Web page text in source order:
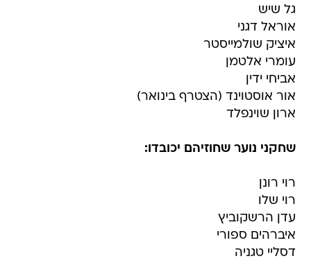
גל שיש
אוראל דגני
איציק שולמייסטר
עומרי אלטמן
אביחי ידין
אור אוסטוינד (הצטרף בינואר)
ארון שוינפלד
שחקני נוער שחוזיהם יכובדו:
רוי רונן
רוי שלו
עדן הרשקוביץ
איברהים ספורי
דסליי טגניה